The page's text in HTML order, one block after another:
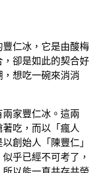
仁冰，它是由酸梅
卻是如此的契合好
想吃一碗來消消
兩家豐仁冰。這兩
吃，而以「瘋人
創始人「陳豐仁」
乎已經不可考了，